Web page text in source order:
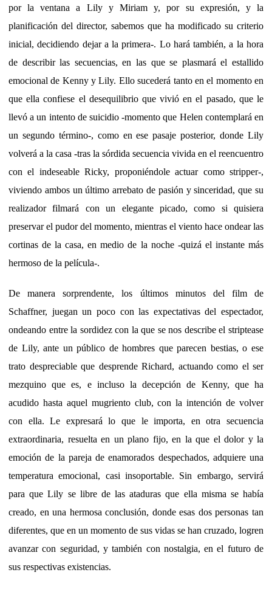
por la ventana a Lily y Miriam y, por su expresión, y la
planificación del director, sabemos que ha modificado su criterio
inicial, decidiendo dejar a la primera-. Lo hará también, a la hora
de describir las secuencias, en las que se plasmará el estallido
emocional de Kenny y Lily. Ello sucederá tanto en el momento en
que ella confiese el desequilibrio que vivió en el pasado, que le
llevó a un intento de suicidio -momento que Helen contemplará en
un segundo término-, como en ese pasaje posterior, donde Lily
volverá a la casa -tras la sórdida secuencia vivida en el reencuentro
con el indeseable Ricky, proponiéndole actuar como stripper-,
viviendo ambos un último arrebato de pasión y sinceridad, que su
realizador filmará con un elegante picado, como si quisiera
preservar el pudor del momento, mientras el viento hace ondear las
cortinas de la casa, en medio de la noche -quizá el instante más
hermoso de la película-.
De manera sorprendente, los últimos minutos del film de
Schaffner, juegan un poco con las expectativas del espectador,
ondeando entre la sordidez con la que se nos describe el striptease
de Lily, ante un público de hombres que parecen bestias, o ese
trato despreciable que desprende Richard, actuando como el ser
mezquino que es, e incluso la decepción de Kenny, que ha
acudido hasta aquel mugriento club, con la intención de volver
con ella. Le expresará lo que le importa, en otra secuencia
extraordinaria, resuelta en un plano fijo, en la que el dolor y la
emoción de la pareja de enamorados despechados, adquiere una
temperatura emocional, casi insoportable. Sin embargo, servirá
para que Lily se libre de las ataduras que ella misma se había
creado, en una hermosa conclusión, donde esas dos personas tan
diferentes, que en un momento de sus vidas se han cruzado, logren
avanzar con seguridad, y también con nostalgia, en el futuro de
sus respectivas existencias.